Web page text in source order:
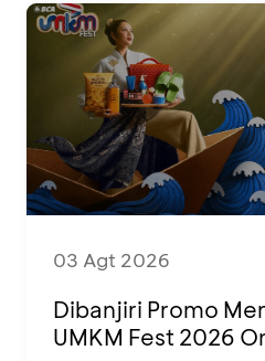
03 Agt 2026
Dibanjiri Promo
UMKM Fest 2026